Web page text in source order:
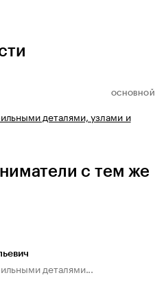
ОСНОВНОЙ
деталями, узлами и
с тем же
деталями...